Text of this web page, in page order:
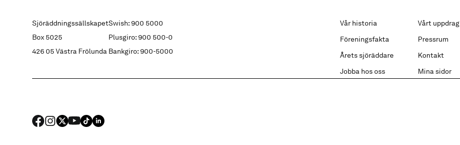
Sjöräddningssällskapet
Box 5025
426 05 Västra Frölunda
Swish: 900 5000
Plusgiro: 900 500-0
Bankgiro: 900-5000
Vår historia Vårt uppdrag
Föreningsfakta
Pressrum
Årets sjöräddare
Kontakt
Jobba hos oss
Mina sidor
FACEBOOK
Instagram
X YouTube
TIKTOKLINKED IN